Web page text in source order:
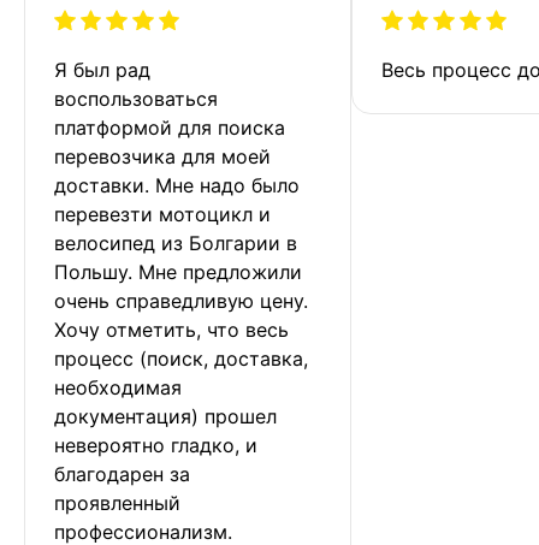
Я был рад
воспользоваться
платформой для поиска
перевозчика для моей
доставки. Мне надо было
перевезти мотоцикл и
велосипед из Болгарии в
Польшу. Мне предложили
очень справедливую цену.
Хочу отметить, что весь
процесс (поиск, доставка,
необходимая
документация) прошел
невероятно гладко, и
благодарен за
проявленный
профессионализм.
Весь процесс